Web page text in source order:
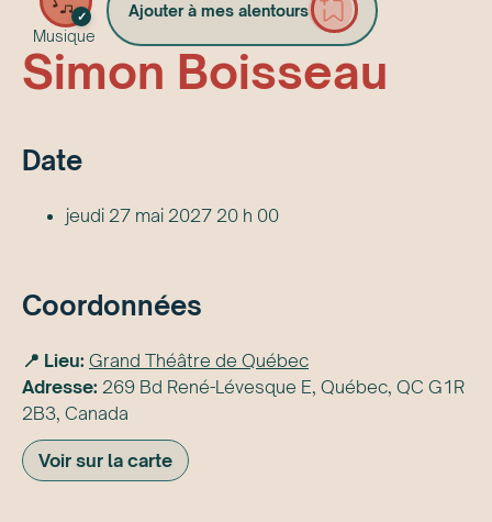
✓
Musique
Ajouter à mes alentours
Simon Boisseau
Date
jeudi 27 mai 2027 20 h 00
Coordonnées
📍 Lieu: Grand Théâtre de Québec
Adresse: 269 Bd René-Lévesque E, Québec, QC G1R
2B3, Canada
Voir sur la carte